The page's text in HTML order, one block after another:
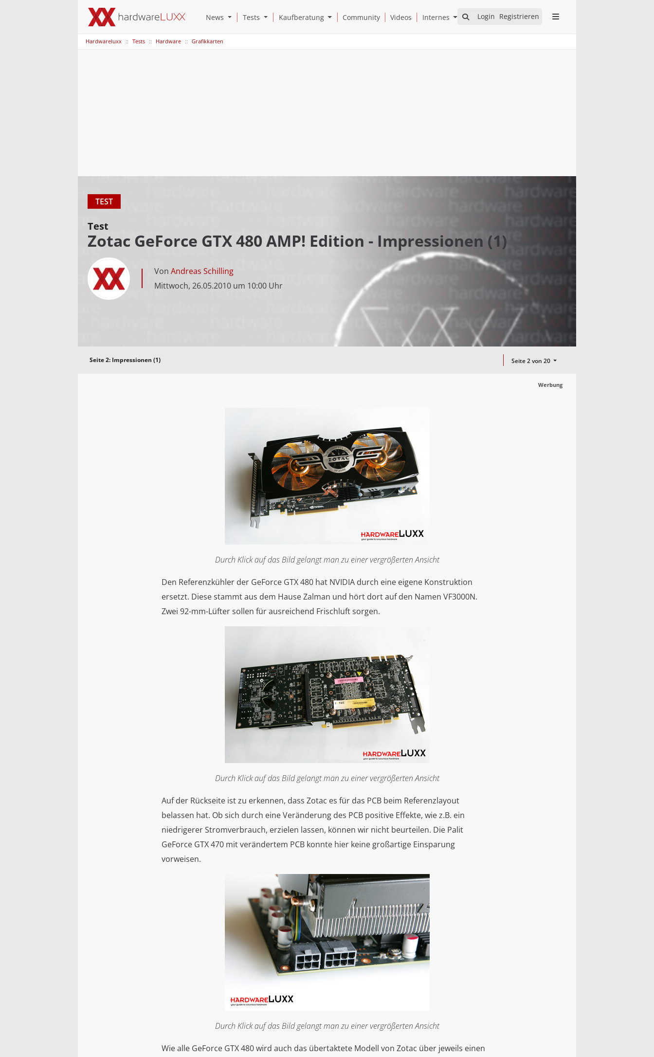
Login Registrieren
News Open News Submenu
Tests Open Tests Submenu
Kaufberatung Open Kaufberatung Submenu
Community Videos Internes Open Internes Submenu
Hardwareluxx Tests Hardware Grafikkarten
TEST
Test
Zotac GeForce GTX 480 AMP! Edition - Impressionen (1)
Von Andreas Schilling
Mittwoch, 26.05.2010 um 10:00 Uhr
Seite 2: Impressionen (1) Seite 2 von 20
Werbung
Durch Klick auf das Bild gelangt man zu einer vergrößerten Ansicht
Den Referenzkühler der GeForce GTX 480 hat NVIDIA durch eine eigene Konstruktion
ersetzt. Diese stammt aus dem Hause Zalman und hört dort auf den Namen VF3000N.
Zwei 92-mm-Lüfter sollen für ausreichend Frischluft sorgen.
Durch Klick auf das Bild gelangt man zu einer vergrößerten Ansicht
Auf der Rückseite ist zu erkennen, dass Zotac es für das PCB beim Referenzlayout
belassen hat. Ob sich durch eine Veränderung des PCB positive Effekte, wie z.B. ein
niedrigerer Stromverbrauch, erzielen lassen, können wir nicht beurteilen. Die Palit
GeForce GTX 470 mit verändertem PCB konnte hier keine großartige Einsparung
vorweisen.
Durch Klick auf das Bild gelangt man zu einer vergrößerten Ansicht
Wie alle GeForce GTX 480 wird auch das übertaktete Modell von Zotac über jeweils einen